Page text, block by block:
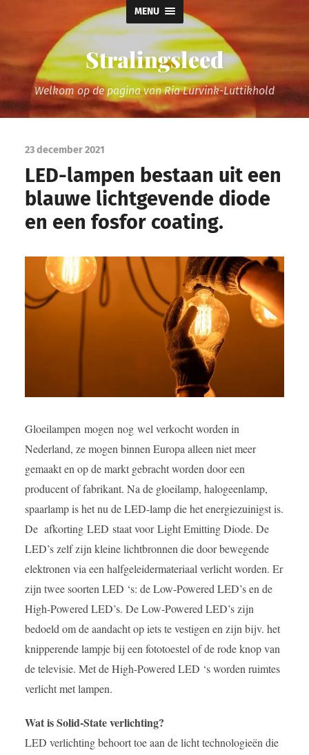
MENU
Stralingsleed
Welkom op de pagina van Ria Lurvink-Luttikhold
23 december 2021
LED-lampen bestaan uit een
blauwe lichtgevende diode
en een fosfor coating.
Gloeilampen mogen nog wel verkocht worden in
Nederland, ze mogen binnen Europa alleen niet meer
gemaakt en op de markt gebracht worden door een
producent of fabrikant. Na de gloeilamp, halogeenlamp,
spaarlamp is het nu de LED-lamp die het energiezuinigst is.
De afkorting LED staat voor Light Emitting Diode. De
LED’s zelf zijn kleine lichtbronnen die door bewegende
elektronen via een halfgeleidermateriaal verlicht worden. Er
zijn twee soorten LED ‘s: de Low-Powered LED’s en de
High-Powered LED’s. De Low-Powered LED’s zijn
bedoeld om de aandacht op iets te vestigen en zijn bijv. het
knipperende lampje bij een fototoestel of de rode knop van
de televisie. Met de High-Powered LED ‘s worden ruimtes
verlicht met lampen.
Wat is Solid-State verlichting?
LED verlichting behoort toe aan de licht technologieën die